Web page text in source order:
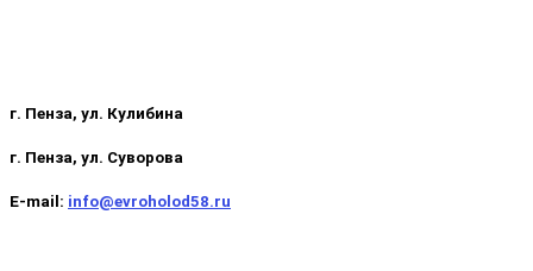
г. Пенза, ул. Кулибина
г. Пенза, ул. Суворова
E-mail: info@evroholod58.ru